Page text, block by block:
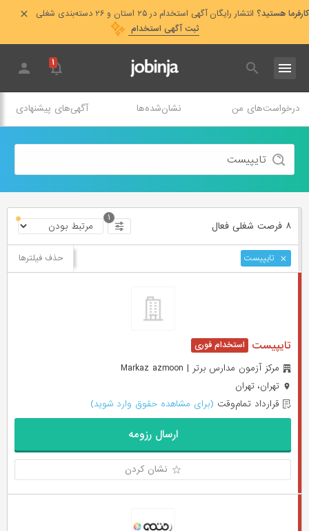
کارفرما هستید؟ انتشار رایگان آگهی استخدام در ۲۵ استان و ۲۶ دسته‌بندی شغلی
ثبت آگهی استخدام
۱
درخواست‌های من نشان‌شده‌ها آگهی‌های پیشنهادی
۸ فرصت ‌شغلی فعال
۱
تایپیست حذف فیلترها
تایپیست
مرکز آزمون مدارس برتر | Markaz azmoon
تهران، تهران
قرارداد تمام‌وقت (برای مشاهده حقوق وارد شوید)
ارسال رزومه
نشان کردن